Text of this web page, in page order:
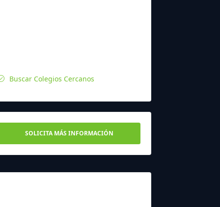
Buscar Colegios Cercanos
SOLICITA MÁS INFORMACIÓN